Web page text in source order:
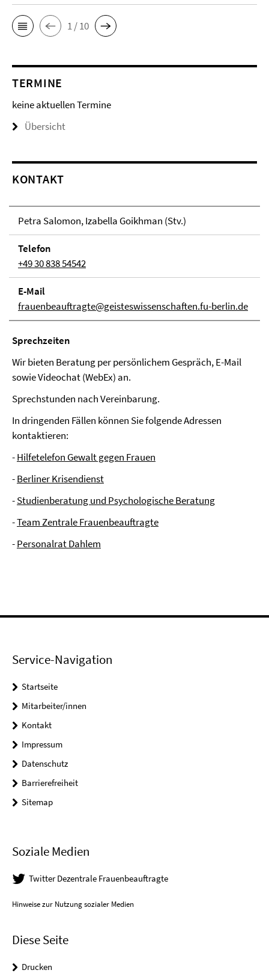
1 / 10
TERMINE
keine aktuellen Termine
Übersicht
KONTAKT
Petra Salomon, Izabella Goikhman (Stv.)
Telefon
+49 30 838 54542
E-Mail
frauenbeauftragte@geisteswissenschaften.fu-berlin.de
Sprech­zei­ten
Wir bieten Beratung per persönlichem Gespräch, E-Mail
sowie Videochat (WebEx) an.
Sprechstunden nach Vereinbarung.
In dringenden Fällen können Sie folgende Adressen
kontaktieren:
-Hilfetelefon Gewalt gegen Frauen
-Berliner Krisendienst
-Studienberatung und Psychologische Beratung
-Team Zentrale Frauenbeauftragte
-Personalrat Dahlem
Service-Navigation
Startseite
Mitarbeiter/innen
Kontakt
Impressum
Datenschutz
Barrierefreiheit
Sitemap
Soziale Medien
Twitter Dezentrale Frauenbeauftragte
Hinweise zur Nutzung sozialer Medien
Diese Seite
Drucken